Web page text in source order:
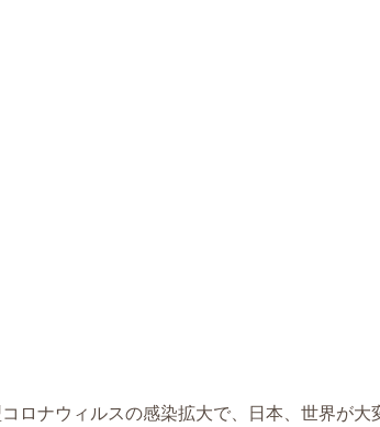
ロナウィルスの感染拡大で、日本、世界が大